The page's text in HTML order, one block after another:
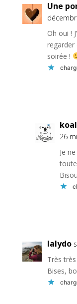
Une
Oh oui !
regarder
soirée !
26
Je
lalydo
Très
Bises,